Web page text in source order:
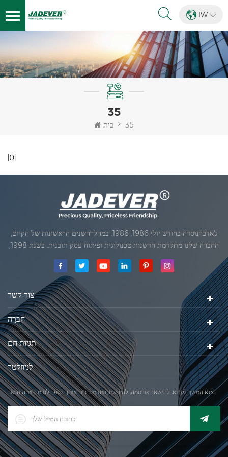
IW
35
בית 35
|0|
ג'אדברנוסדה בחודש יולי 1986. 1986. במהלךהשנים הראשונות של הקיום,
החברה שלנו מתקדמת חדשנות טכנולוגית ופיתוח עסק תוכנית. בשנת 1998,
החברה שלנו השיגה את המטרה האיכותי, כאשר הראשון של המוצרים שלנו
ג'אדברסולם ושות 'בע"מהיה
צור קשר
חֶברָה
תגיות חם
לניוזלטר
אנא המשך לקרוא, להישאר פורסמה, להירשם, ואנו מברכים אותך לספר לנו מה אתה חושב.